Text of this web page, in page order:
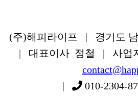
(주)해피라이프 | 경기도
|
대표이사 정철 | 사업
|
010-2304-